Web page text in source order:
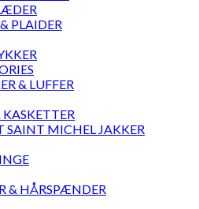
PLAIDER
& LUFFER
SAINT MICHEL JAKKER
& HÅRSPÆNDER